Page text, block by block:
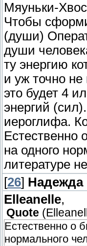
Мяуньки-
Чтобы
(души)
души
ту энергию
и уж точно
это будет 4
энергий
иероглифа.
Естественно
на одного
литературе
[26] Надежда
Elleanelle,
Quote (
Естественно о
нормального